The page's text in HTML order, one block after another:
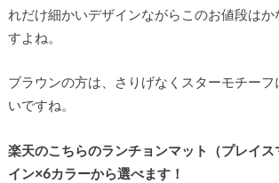
れだけ細かいデザインながらこのお値段は
すよね。
ブラウンの方は、さりげなくスターモチー
いですね。
楽天のこちらのランチョンマット（プレイ
イン×6カラーから選べます！